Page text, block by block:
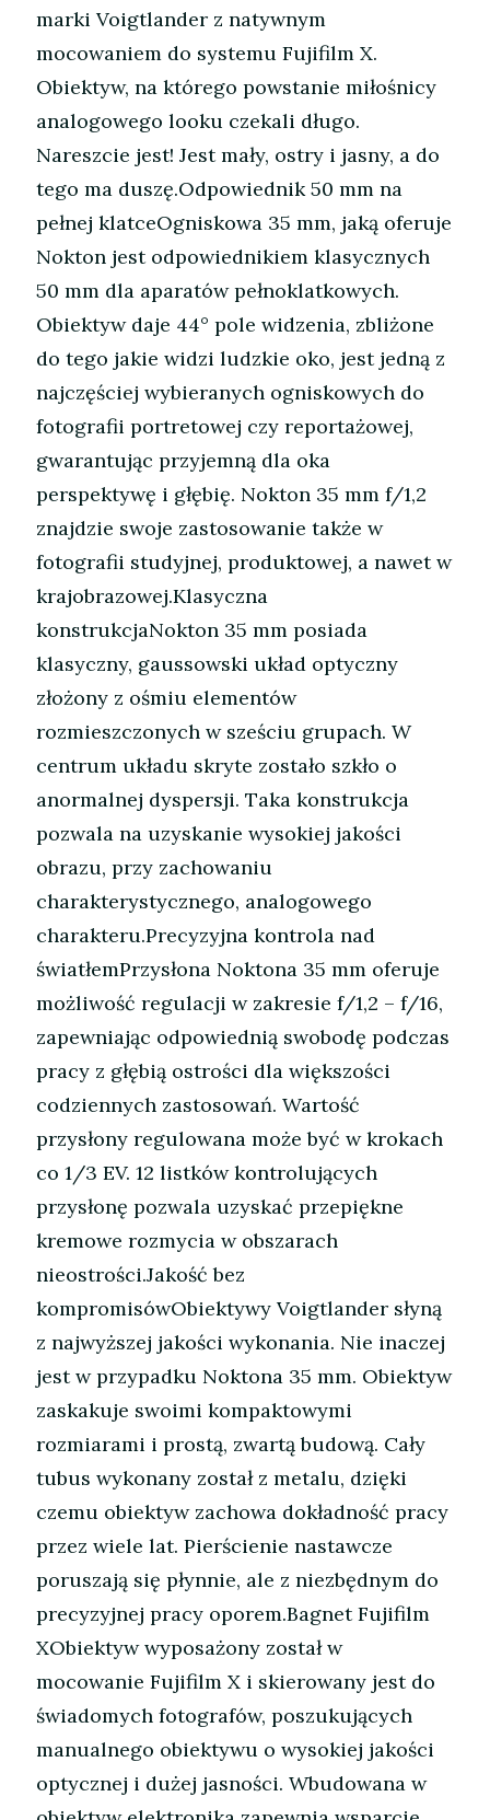
marki Voigtlander z natywnym
mocowaniem do systemu Fujifilm X.
Obiektyw, na którego powstanie miłośnicy
analogowego looku czekali długo.
Nareszcie jest! Jest mały, ostry i jasny, a do
tego ma duszę.Odpowiednik 50 mm na
pełnej klatceOgniskowa 35 mm, jaką oferuje
Nokton jest odpowiednikiem klasycznych
50 mm dla aparatów pełnoklatkowych.
Obiektyw daje 44° pole widzenia, zbliżone
do tego jakie widzi ludzkie oko, jest jedną z
najczęściej wybieranych ogniskowych do
fotografii portretowej czy reportażowej,
gwarantując przyjemną dla oka
perspektywę i głębię. Nokton 35 mm f/1,2
znajdzie swoje zastosowanie także w
fotografii studyjnej, produktowej, a nawet w
krajobrazowej.Klasyczna
konstrukcjaNokton 35 mm posiada
klasyczny, gaussowski układ optyczny
złożony z ośmiu elementów
rozmieszczonych w sześciu grupach. W
centrum układu skryte zostało szkło o
anormalnej dyspersji. Taka konstrukcja
pozwala na uzyskanie wysokiej jakości
obrazu, przy zachowaniu
charakterystycznego, analogowego
charakteru.Precyzyjna kontrola nad
światłemPrzysłona Noktona 35 mm oferuje
możliwość regulacji w zakresie f/1,2 – f/16,
zapewniając odpowiednią swobodę podczas
pracy z głębią ostrości dla większości
codziennych zastosowań. Wartość
przysłony regulowana może być w krokach
co 1/3 EV. 12 listków kontrolujących
przysłonę pozwala uzyskać przepiękne
kremowe rozmycia w obszarach
nieostrości.Jakość bez
kompromisówObiektywy Voigtlander słyną
z najwyższej jakości wykonania. Nie inaczej
jest w przypadku Noktona 35 mm. Obiektyw
zaskakuje swoimi kompaktowymi
rozmiarami i prostą, zwartą budową. Cały
tubus wykonany został z metalu, dzięki
czemu obiektyw zachowa dokładność pracy
przez wiele lat. Pierścienie nastawcze
poruszają się płynnie, ale z niezbędnym do
precyzyjnej pracy oporem.Bagnet Fujifilm
XObiektyw wyposażony został w
mocowanie Fujifilm X i skierowany jest do
świadomych fotografów, poszukujących
manualnego obiektywu o wysokiej jakości
optycznej i dużej jasności. Wbudowana w